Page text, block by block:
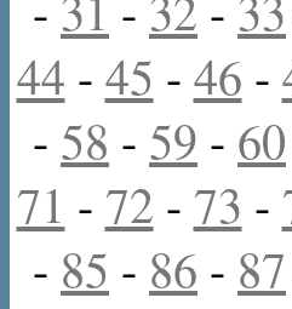
44 - 45 - 46 -
- 58 - 59 - 60
71 - 72 - 73 -
- 85 - 86 - 87